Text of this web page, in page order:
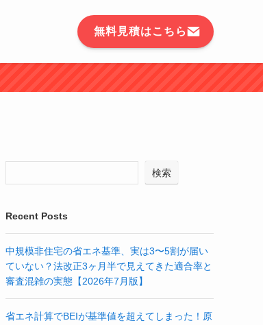
無料見積はこちら
検索
Recent Posts
中規模非住宅の省エネ基準、実は3〜5割が届い
ていない？法改正3ヶ月半で見えてきた適合率と
審査混雑の実態【2026年7月版】
省エネ計算でBEIが基準値を超えてしまった！原